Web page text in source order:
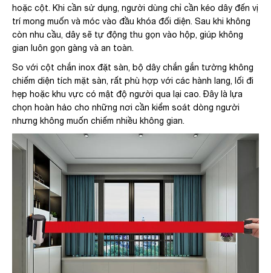
hoặc cột. Khi cần sử dụng, người dùng chỉ cần kéo dây đến vị
trí mong muốn và móc vào đầu khóa đối diện. Sau khi không
còn nhu cầu, dây sẽ tự động thu gọn vào hộp, giúp không
gian luôn gọn gàng và an toàn.
So với cột chắn inox đặt sàn, bộ dây chắn gắn tường không
chiếm diện tích mặt sàn, rất phù hợp với các hành lang, lối đi
hẹp hoặc khu vực có mật độ người qua lại cao. Đây là lựa
chọn hoàn hảo cho những nơi cần kiểm soát dòng người
nhưng không muốn chiếm nhiều không gian.